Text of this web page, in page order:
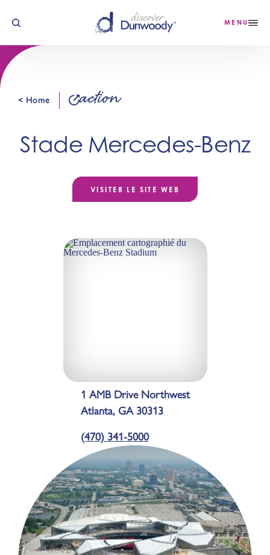
Skip to content MENU
< Home action
Stade Mercedes-Benz
VISITER LE SITE WEB
1 AMB Drive Northwest
Atlanta, GA 30313
(470) 341-5000